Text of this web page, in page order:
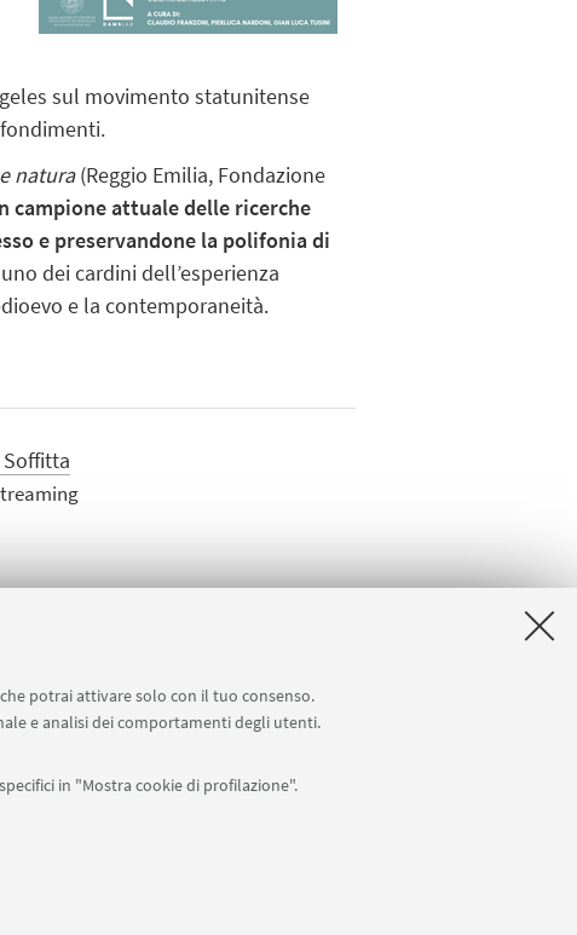
potrai attivare solo con il tuo consenso.
e analisi dei comportamenti degli utenti.
in "Mostra cookie di profilazione".
sul movimentostatunitense
natura(Reggio Emilia, Fondazione
campione attuale delle ricerche
e preservandone la polifonia di
dei cardini dell’esperienza
e lacontemporaneità.
Soffitta